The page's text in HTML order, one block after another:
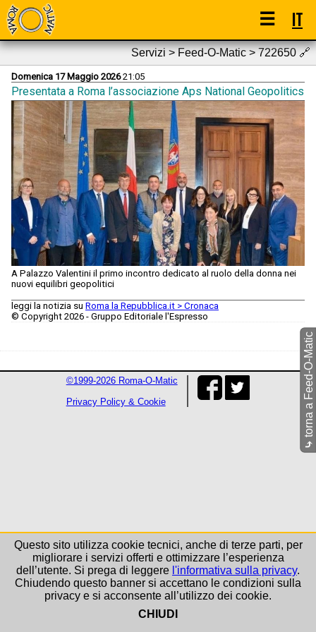
☰ IT
Servizi > Feed-O-Matic > 722650🔗
Domenica 17 Maggio 202621:05
Presentata a Roma l’associazione Aps National Geopolitics
A Palazzo Valentini il primo incontro dedicato al ruolo della donna nei
nuovi equilibri geopolitici
leggi la notizia su Roma la Repubblica.it > Cronaca
© Copyright 2026 - Gruppo Editoriale l'Espresso
⤷
torna a Feed-O-Matic
©1999-2026 Roma-O-Matic
Privacy Policy & Cookie
Questo sito utilizza cookie tecnici, anche di terze parti, per
migliorare i servizi offerti e ottimizzare l’esperienza
dell’utente. Si prega di leggere l'informativa sulla privacy.
Chiudendo questo banner si accettano le condizioni sulla
privacy e si acconsente all’utilizzo dei cookie.
CHIUDI